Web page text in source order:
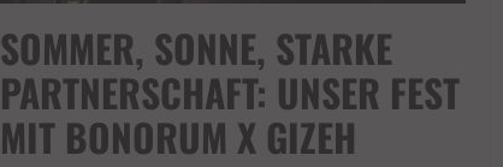
SOMMER, SONNE, STARKE
PARTNERSCHAFT: UNSER FEST
MIT BONORUM X GIZEH